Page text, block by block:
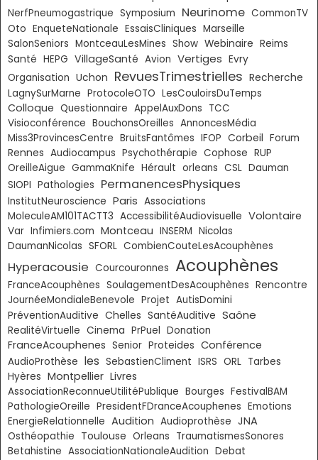
NerfPneumogastrique Symposium Neurinome CommonTV
Oto EnqueteNationale EssaisCliniques Marseille
SalonSeniors MontceauLesMines Show Webinaire Reims
Santé HEPG VillageSanté Avion Vertiges Evry
Organisation Uchon RevuesTrimestrielles Recherche
LagnySurMarne ProtocoleOTO LesCouloirsDuTemps
Colloque Questionnaire AppelAuxDons TCC
Visioconférence BouchonsOreilles AnnoncesMédia
Miss3ProvincesCentre BruitsFantômes IFOP Corbeil Forum
Rennes Audiocampus Psychothérapie Cophose RUP
OreilleAigue GammaKnife Hérault orleans CSL Dauman
SIOPI Pathologies PermanencesPhysiques
InstitutNeuroscience Paris Associations
MoleculeAM101TACTT3 AccessibilitéAudiovisuelle Volontaire
Var Infimiers.com Montceau INSERM Nicolas
DaumanNicolas SFORL CombienCouteLesAcouphènes
Hyperacousie Courcouronnes Acouphènes
FranceAcouphènes SoulagementDesAcouphènes Rencontre
JournéeMondialeBenevole Projet AutisDomini
PréventionAuditive Chelles SantéAuditive Saône
RealitéVirtuelle Cinema PrPuel Donation
FranceAcouphenes Senior Proteides Conférence
AudioProthèse les SebastienCliment ISRS ORL Tarbes
Hyères Montpellier Livres
AssociationReconnueUtilitéPublique Bourges FestivalBAM
PathologieOreille PresidentFDranceAcouphenes Emotions
EnergieRelationnelle Audition Audioprothèse JNA
Osthéopathie Toulouse Orleans TraumatismesSonores
Betahistine AssociationNationaleAudition Debat